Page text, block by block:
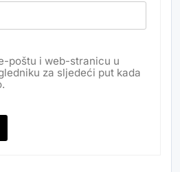
poštu i web-stranicu u
za sljedeći put kada